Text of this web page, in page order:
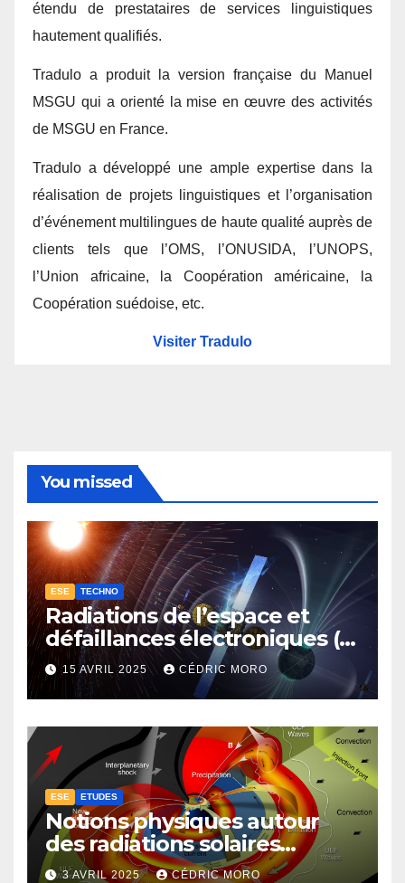
étendu de prestataires de services linguistiques
hautement qualifiés.
Tradulo a produit la version française du Manuel
MSGU qui a orienté la mise en œuvre des activités
de MSGU en France.
Tradulo a développé une ample expertise dans la
réalisation de projets linguistiques et l’organisation
d’événement multilingues de haute qualité auprès de
clients tels que l’OMS, l’ONUSIDA, l’UNOPS,
l’Union africaine, la Coopération américaine, la
Coopération suédoise, etc.
Visiter Tradulo
You missed
ESE TECHNO
Radiations de l’espace et
défaillances électroniques (1-
4-3-1)
15 AVRIL 2025 CÉDRIC MORO
ESE ETUDES
Notions physiques autour
des radiations solaires
extrêmes (1-4-1)
3 AVRIL 2025 CÉDRIC MORO